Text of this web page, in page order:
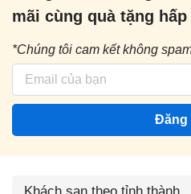
mãi cùng quà tặng
*Chúng tôi cam kết không
Đăng